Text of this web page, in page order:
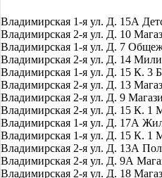
Владимирская 1-я ул. Д. 15А
Владимирская 2-я ул. Д. 10
Владимирская 1-я ул. Д. 7
Владимирская 2-я ул. Д. 14
Владимирская 1-я ул. Д. 15 К. 3
Владимирская 2-я ул. Д. 13
Владимирская 2-я ул. Д. 9
Владимирская 2-я ул. Д. 15 К. 1
Владимирская 1-я ул. Д. 17А
Владимирская 1-я ул. Д. 15 К. 1
Владимирская 2-я ул. Д. 13А
Владимирская 2-я ул. Д. 9А
Владимирская 2-я ул. Д. 18